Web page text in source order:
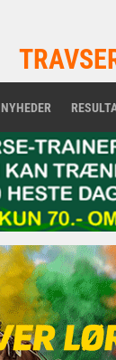
NYHEDER